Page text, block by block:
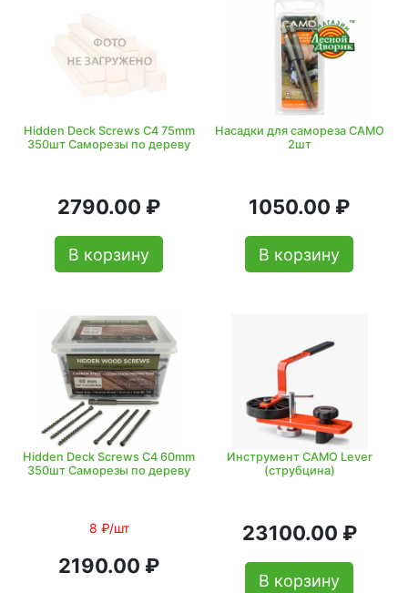
Hidden Deck Screws C4 75mm
350шт Саморезы по дереву
2790.00 ₽
В корзину
Насадки для самореза CAMO
2шт
1050.00 ₽
В корзину
Hidden Deck Screws C4 60mm
350шт Саморезы по дереву
8 ₽/шт
2190.00 ₽
Инструмент CAMO Lever
(струбцина)
23100.00 ₽
В корзину